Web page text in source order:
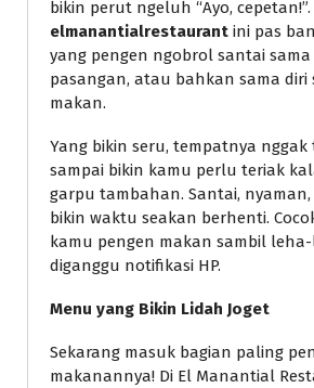
bikin perut ngeluh “Ayo,
elmanantialrestaurant ini pas
yang pengen ngobrol santai sama
pasangan, atau bahkan sama diri
makan.
Yang bikin seru, tempatnya
sampai bikin kamu perlu teriak
garpu tambahan. Santai,
bikin waktu seakan berhenti.
kamu pengen makan sambil
diganggu notifikasi HP.
Menu yang Bikin Lidah Joget
Sekarang masuk bagian paling
makanannya! Di El Manantial